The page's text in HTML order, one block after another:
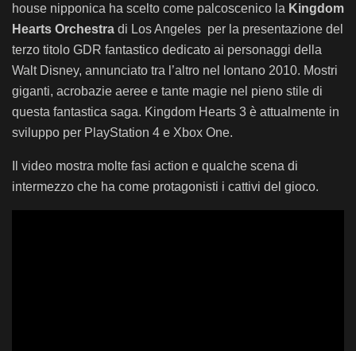
house nipponica ha scelto come palcoscenico la Kingdom
Hearts Orchestra di Los Angeles per la presentazione del
terzo titolo GDR fantastico dedicato ai personaggi della
Walt Disney, annunciato tra l’altro nel lontano 2010. Mostri
giganti, acrobazie aeree e tante magie nel pieno stile di
questa fantastica saga. Kingdom Hearts 3 è attualmente in
sviluppo per PlayStation 4 e Xbox One.
Il video mostra molte fasi action e qualche scena di
intermezzo che ha come protagonisti i cattivi del gioco.